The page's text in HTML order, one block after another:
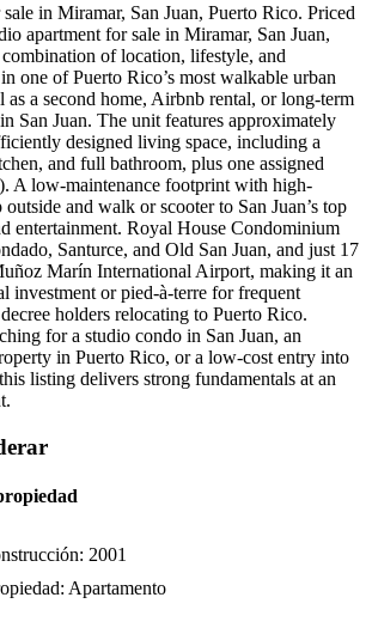
in Miramar, San Juan, Puerto Rico. Priced
apartment for sale in Miramar, San Juan,
of location, lifestyle, and
one of Puerto Rico’s most walkable urban
as a second home, Airbnb rental, or long-term
San Juan. The unit features approximately
designed living space, including a
and full bathroom, plus one assigned
A low-maintenance footprint with high-
outside and walk or scooter to San Juan’s top
entertainment. Royal House Condominium
Santurce, and Old San Juan, and just 17
Marín International Airport, making it an
investment or pied-à-terre for frequent
holders relocating to Puerto Rico.
for a studio condo in San Juan, an
in Puerto Rico, or a low-cost entry into
listing delivers strong fundamentals at an
: 2001
: Apartamento